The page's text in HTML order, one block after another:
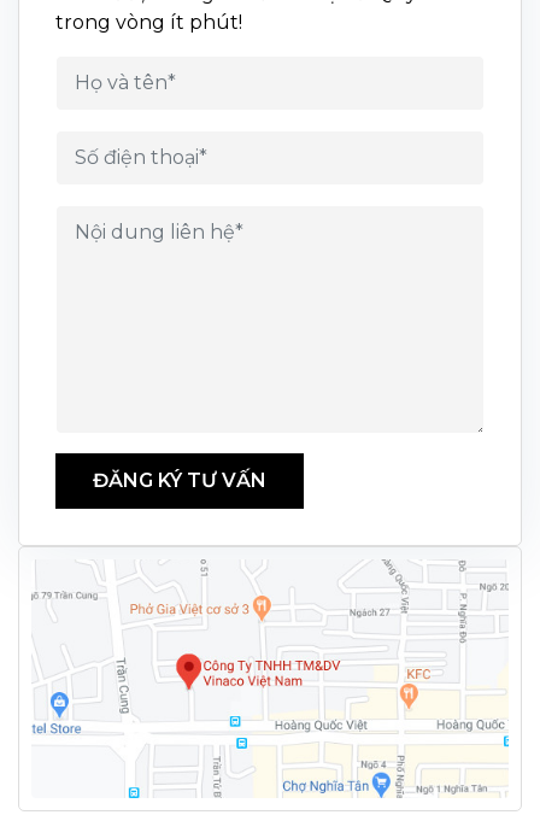
trong vòng ít phút!
ĐĂNG KÝ TƯ VẤN